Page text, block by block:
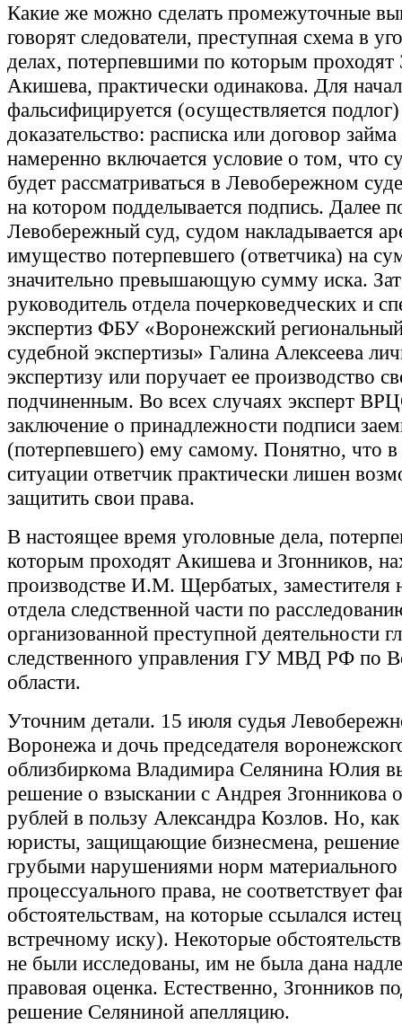
Какие же можно сделать промежуточные
говорят следователи, преступная схема в
делах, потерпевшими по которым проходят
Акишева, практически одинакова. Для
фальсифицируется (осуществляется
доказательство: расписка или договор
намеренно включается условие о том, что
будет рассматриваться в Левобережном
на котором подделывается подпись. Далее
Левобережный суд, судом накладывается
имущество потерпевшего (ответчика) на
значительно превышающую сумму иска.
руководитель отдела почерковедческих и
экспертиз ФБУ «Воронежский
судебной экспертизы» Галина Алексеева
экспертизу или поручает ее производство
подчиненным. Во всех случаях эксперт
заключение о принадлежности подписи
(потерпевшего) ему самому. Понятно, что
ситуации ответчик практически лишен
защитить свои права.
В настоящее время уголовные дела,
которым проходят Акишева и Згонников,
производстве И.М. Щербатых, заместителя
отдела следственной части по
организованной преступной деятельности
следственного управления ГУ МВД РФ по
области.
Уточним детали. 15 июля судья
Воронежа и дочь председателя
облизбиркома Владимира Селянина Юлия
решение о взыскании с Андрея Згонникова
рублей в пользу Александра Козлов. Но, как
юристы, защищающие бизнесмена, решение
грубыми нарушениями норм материального
процессуального права, не соответствует
обстоятельствам, на которые ссылался
встречному иску). Некоторые
не были исследованы, им не была дана
правовая оценка. Естественно, Згонников
решение Селяниной апелляцию.